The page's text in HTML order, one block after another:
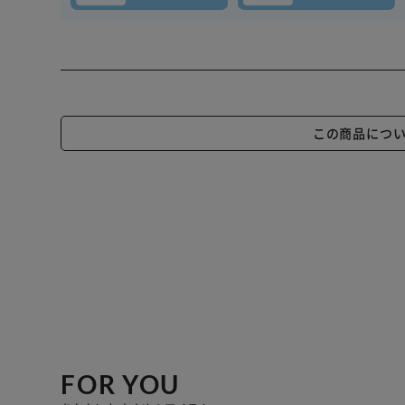
この商品につ
FOR YOU